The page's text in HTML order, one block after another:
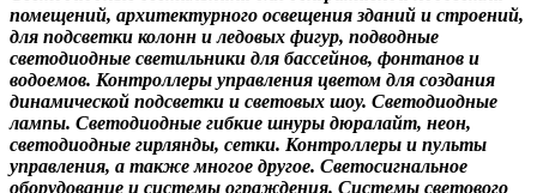
помещений, архитектурного освещения зданий и строений,
для подсветки колонн и ледовых фигур, подводные
светодиодные светильники для бассейнов, фонтанов и
водоемов. Контроллеры управления цветом для создания
динамической подсветки и световых шоу. Светодиодные
лампы. Светодиодные гибкие шнуры дюралайт, неон,
светодиодные гирлянды, сетки. Контроллеры и пульты
управления, а также многое другое. Светосигнальное
оборудование и системы ограждения. Системы светового